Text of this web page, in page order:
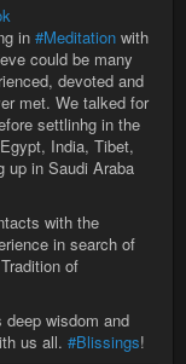
in #Meditation with
could be many
devoted and
met. We talked for
settlinhg in the
India, Tibet,
up in Saudi Araba
with the
in search of
of
wisdom and
us all. #Blissings!